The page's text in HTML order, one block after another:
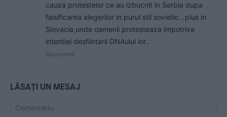
cauza protestelor ce au izbucnit in Serbia dupa
falsificarea alegerilor in purul stil sovietic…plus in
Slovacia,unde oamenii protesteaza impotriva
intentiei desfiintarii DNAului lor..
Răspundeți
LĂSAȚI UN MESAJ